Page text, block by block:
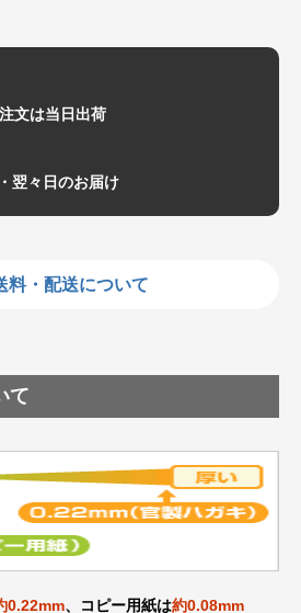
文は当日出荷
翌々日のお届け
料・配送について
て
0.22mm、コピー用紙は約0.08mm